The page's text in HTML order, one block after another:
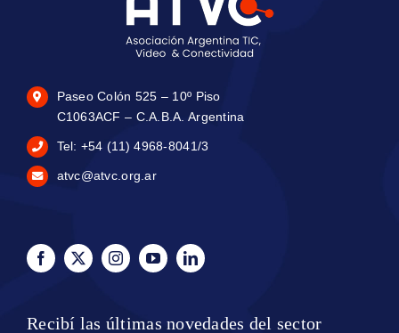
Paseo Colón 525 – 10º Piso
C1063ACF – C.A.B.A. Argentina
Tel: +54 (11) 4968-8041/3
atvc@atvc.org.ar
Recibí las últimas novedades del sector